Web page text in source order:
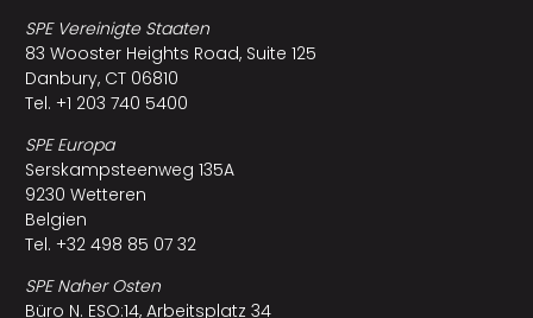
SPE Vereinigte Staaten
83 Wooster Heights Road, Suite 125
Danbury, CT 06810
Tel. +1 203 740 5400
SPE Europa
Serskampsteenweg 135A
9230 Wetteren
Belgien
Tel. +32 498 85 07 32
SPE Naher Osten
Büro N. ESO:14, Arbeitsplatz 34